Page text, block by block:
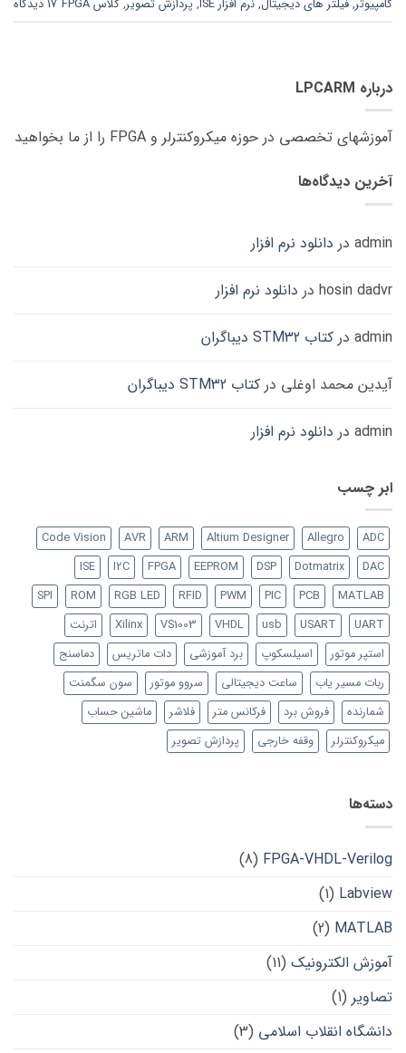
کامپیوتر, فیلتر های دیجیتال, نرم افزار ISE , پردازش تصویر, کلاس FPGA 17 دیدگاه
درباره LPCARM
آموزشهای تخصصی در حوزه میکروکنترلر و FPGA را از ما بخواهید
آخرین دیدگاه‌ها
admin در دانلود نرم افزار
hosin dadvr در دانلود نرم افزار
admin در کتاب STM32 دیباگران
آیدین محمد اوغلی در کتاب STM32 دیباگران
admin در دانلود نرم افزار
ابر چسب
ADC
Allegro
Altium Designer
ARM
AVR
Code Vision
DAC
Dotmatrix
DSP
EEPROM
FPGA
I2C
ISE
MATLAB
PCB
PIC
PWM
RFID
RGB LED
ROM
SPI
UART
USART
usb
VHDL
VS1003
Xilinx
اترنت
استپر موتور
اسیلسکوپ برد آموزشی دات ماتریس
دماسنج
ربات مسیر یاب
ساعت دیجیتالی سروو موتور
سون سگمنت
شمارنده
فروش برد فرکانس متر فلاشر
ماشین حساب
میکروکنترلر
وقفه خارجی پردازش تصویر
دسته‌ها
FPGA-VHDL-Verilog
(8)
Labview
(1)
MATLAB
(2)
آموزش الکترونیک (11)
تصاویر (1)
دانشگاه انقلاب اسلامی (3)